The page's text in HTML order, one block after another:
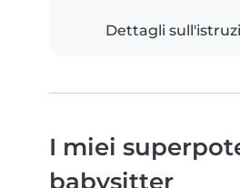
Dettagli
I miei
babysitter